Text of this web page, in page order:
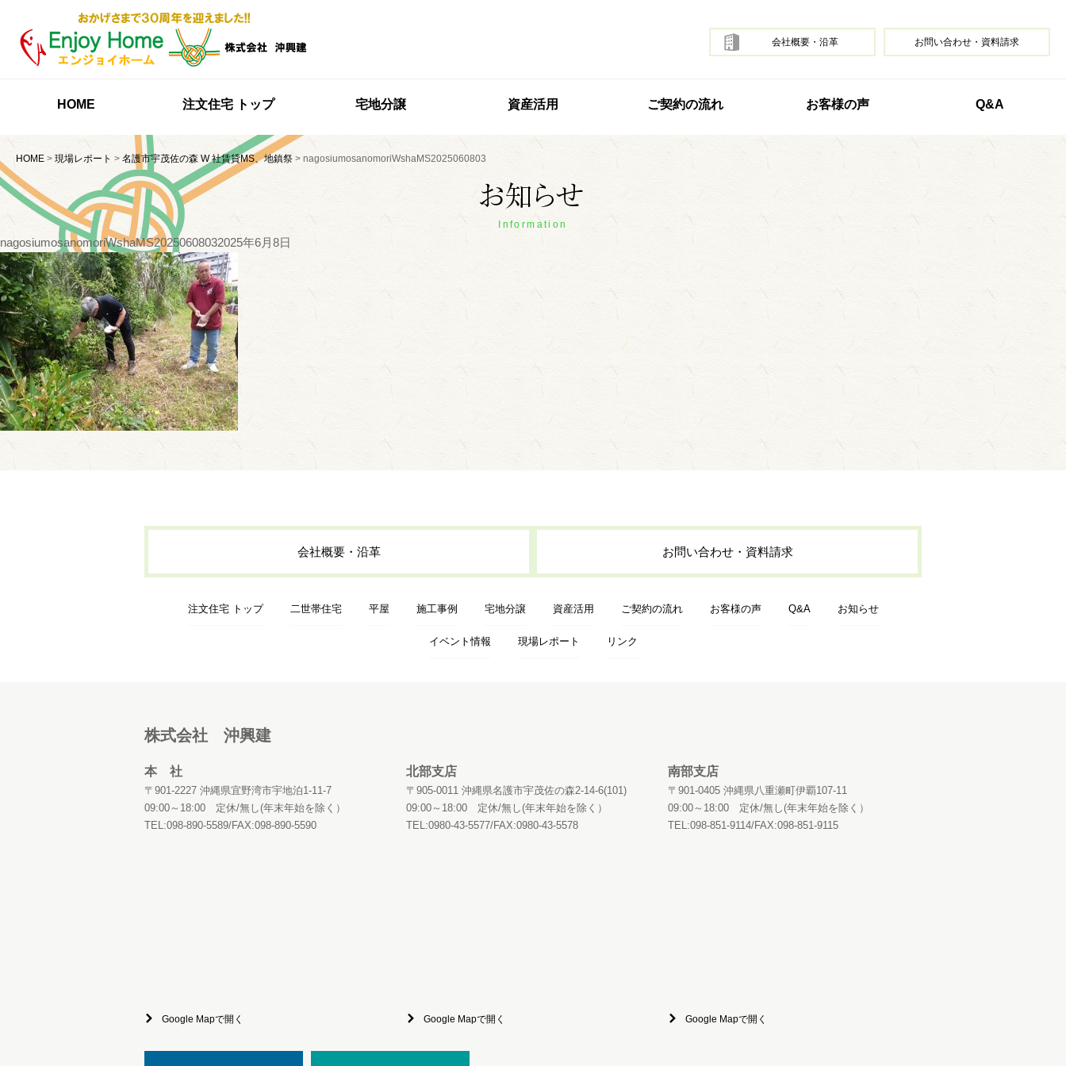
会社概要・沿革 お問い合わせ・資料請求
HOME 注文住宅 トップ 宅地分譲 資産活用 ご契約の流れ お客様の声 Q&A
HOME > 現場レポート > 名護市宇茂佐の森 W 社賃貸MS、地鎮祭 > nagosiumosanomoriWshaMS2025060803
Information
nagosiumosanomoriWshaMS20250608032025年6月8日
会社概要・沿革 お問い合わせ・資料請求
注文住宅 トップ 二世帯住宅 平屋 施工事例 宅地分譲 資産活用 ご契約の流れ お客様の声 Q&A お知らせ
イベント情報 現場レポート リンク
株式会社 沖興建
本 社
〒901-2227 沖縄県宜野湾市宇地泊1-11-7
09:00～18:00 定休/無し(年末年始を除く）
TEL:098-890-5589/FAX:098-890-5590
Google Mapで開く
北部支店
〒905-0011 沖縄県名護市宇茂佐の森2-14-6(101)
09:00～18:00 定休/無し(年末年始を除く）
TEL:0980-43-5577/FAX:0980-43-5578
Google Mapで開く
南部支店
〒901-0405 沖縄県八重瀬町伊覇107-11
09:00～18:00 定休/無し(年末年始を除く）
TEL:098-851-9114/FAX:098-851-9115
Google Mapで開く